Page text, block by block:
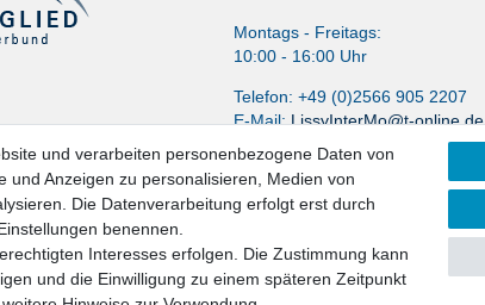
Montags - Freitags:
10:00 - 16:00 Uhr
Telefon: +49 (0)2566 905 2207
E-Mail: LissyInterMo@t-online.de
und verarbeiten personenbezogene Daten von
und Anzeigen zu personalisieren, Medien von
Die Datenverarbeitung erfolgt erst durch
benennen.
Interesses erfolgen. Die Zustimmung kann
und die Einwilligung zu einem späteren Zeitpunkt